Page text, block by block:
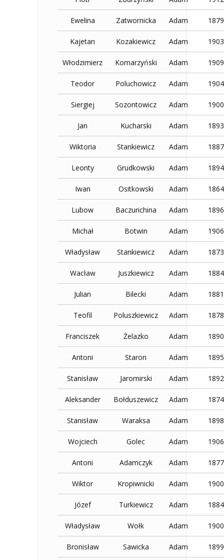
Ewelina Zatwornicka Adam 1879
Kajetan Kozakiewicz Adam 1903
Włodzimierz Komarzyński Adam 1909
Teodor Poluchowicz Adam 1904
Siergiej Sozontowicz Adam 1900
Jan Kucharski Adam 1893
Wiktoria Stankiewicz Adam 1887
Leonty Grudkowski Adam 1894
Iwan Ositkowski Adam 1864
Lubow Baczurichina Adam 1896
Michał Botwin Adam 1906
Władysław Stankiewicz Adam 1873
Wacław Juszkiewicz Adam 1884
Julian Bilecki Adam 1881
Teofil Poluszkiewicz Adam 1878
Franciszek Żelazko Adam 1890
Antoni Staron Adam 1895
Stanisław Jaromirski Adam 1892
Aleksander Bołduszewicz Adam 1874
Stanisław Waraksa Adam 1898
Wojciech Golec Adam 1906
Antoni Adamczyk Adam 1877
Wiktor Kropiwnicki Adam 1900
Józef Turkiewicz Adam 1884
Władysław Wołk Adam 1900
Bronisław Sawicka Adam 1899